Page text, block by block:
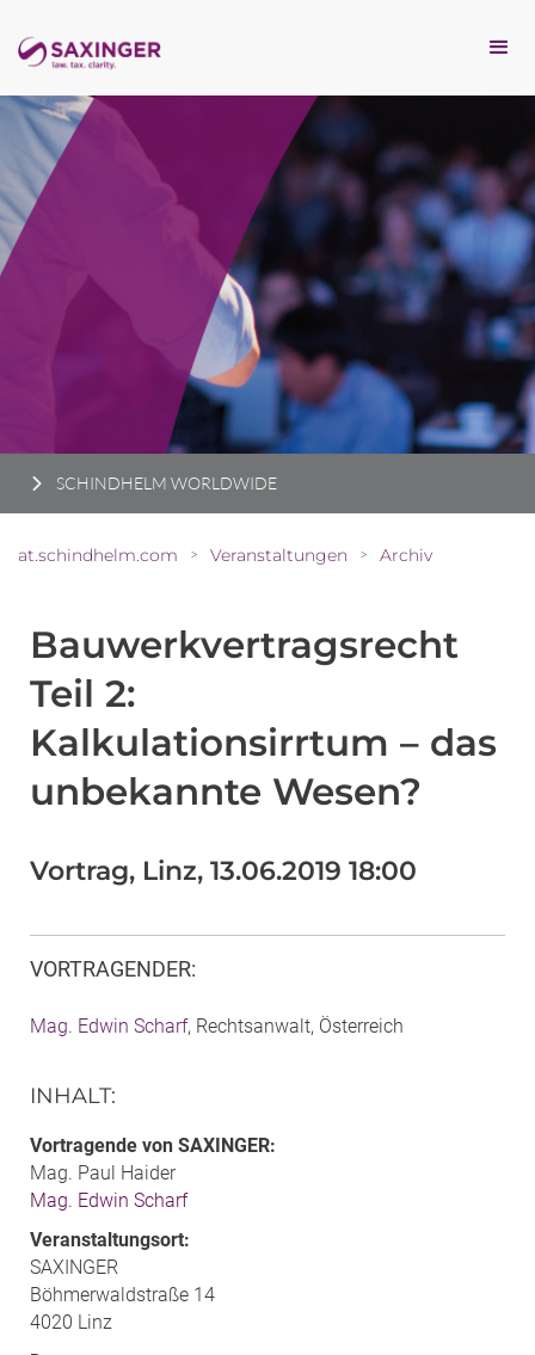
SCHINDHELM WORLDWIDE
at.schindhelm.com > Veranstaltungen > Archiv
Bauwerkvertragsrecht
Teil 2:
Kalkulationsirrtum – das
unbekannte Wesen?
Vortrag, Linz, 13.06.2019 18:00
VORTRAGENDER:
Mag. Edwin Scharf, Rechtsanwalt, Österreich
INHALT:
Vortragende von SAXINGER:
Mag. Paul Haider
Mag. Edwin Scharf
Veranstaltungsort:
SAXINGER
Böhmerwaldstraße 14
4020 Linz